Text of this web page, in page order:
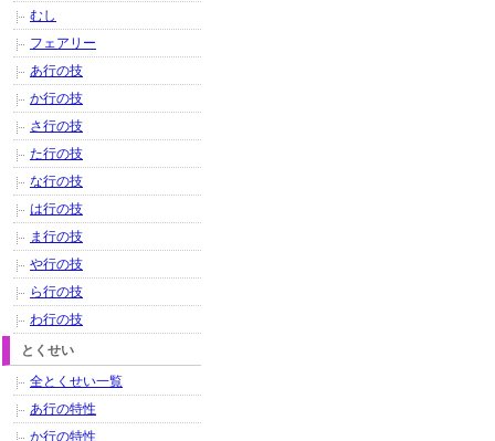
むし
フェアリー
あ行の技
か行の技
さ行の技
た行の技
な行の技
は行の技
ま行の技
や行の技
ら行の技
わ行の技
とくせい
全とくせい一覧
あ行の特性
か行の特性